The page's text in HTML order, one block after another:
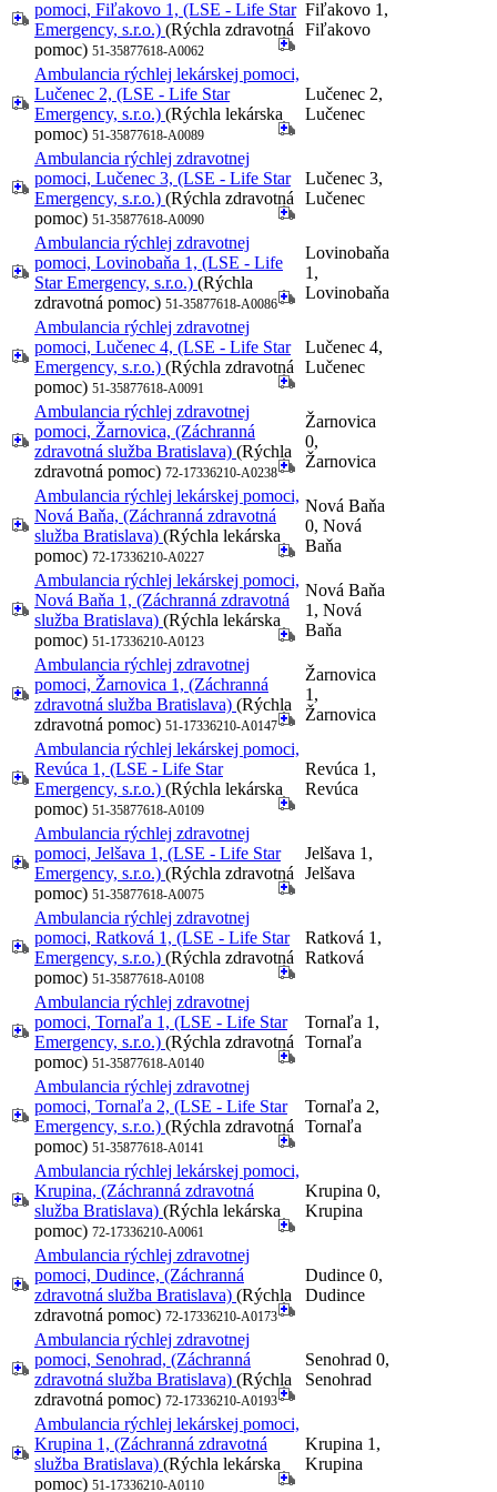
pomoci, Fiľakovo 1, (LSE - Life Star
Emergency, s.r.o.) (Rýchla zdravotná
pomoc) 51-35877618-A0062
Fiľakovo 1,
Fiľakovo
Ambulancia rýchlej lekárskej pomoci,
Lučenec 2, (LSE - Life Star
Emergency, s.r.o.) (Rýchla lekárska
pomoc) 51-35877618-A0089
Lučenec 2,
Lučenec
Ambulancia rýchlej zdravotnej
pomoci, Lučenec 3, (LSE - Life Star
Emergency, s.r.o.) (Rýchla zdravotná
pomoc) 51-35877618-A0090
Lučenec 3,
Lučenec
Ambulancia rýchlej zdravotnej
pomoci, Lovinobaňa 1, (LSE - Life
Star Emergency, s.r.o.) (Rýchla
zdravotná pomoc) 51-35877618-A0086
Lovinobaňa
1,
Lovinobaňa
Ambulancia rýchlej zdravotnej
pomoci, Lučenec 4, (LSE - Life Star
Emergency, s.r.o.) (Rýchla zdravotná
pomoc) 51-35877618-A0091
Lučenec 4,
Lučenec
Ambulancia rýchlej zdravotnej
pomoci, Žarnovica, (Záchranná
zdravotná služba Bratislava) (Rýchla
zdravotná pomoc) 72-17336210-A0238
Žarnovica
0,
Žarnovica
Ambulancia rýchlej lekárskej pomoci,
Nová Baňa, (Záchranná zdravotná
služba Bratislava) (Rýchla lekárska
pomoc) 72-17336210-A0227
Nová Baňa
0, Nová
Baňa
Ambulancia rýchlej lekárskej pomoci,
Nová Baňa 1, (Záchranná zdravotná
služba Bratislava) (Rýchla lekárska
pomoc) 51-17336210-A0123
Nová Baňa
1, Nová
Baňa
Ambulancia rýchlej zdravotnej
pomoci, Žarnovica 1, (Záchranná
zdravotná služba Bratislava) (Rýchla
zdravotná pomoc) 51-17336210-A0147
Žarnovica
1,
Žarnovica
Ambulancia rýchlej lekárskej pomoci,
Revúca 1, (LSE - Life Star
Emergency, s.r.o.) (Rýchla lekárska
pomoc) 51-35877618-A0109
Revúca 1,
Revúca
Ambulancia rýchlej zdravotnej
pomoci, Jelšava 1, (LSE - Life Star
Emergency, s.r.o.) (Rýchla zdravotná
pomoc) 51-35877618-A0075
Jelšava 1,
Jelšava
Ambulancia rýchlej zdravotnej
pomoci, Ratková 1, (LSE - Life Star
Emergency, s.r.o.) (Rýchla zdravotná
pomoc) 51-35877618-A0108
Ratková 1,
Ratková
Ambulancia rýchlej zdravotnej
pomoci, Tornaľa 1, (LSE - Life Star
Emergency, s.r.o.) (Rýchla zdravotná
pomoc) 51-35877618-A0140
Tornaľa 1,
Tornaľa
Ambulancia rýchlej zdravotnej
pomoci, Tornaľa 2, (LSE - Life Star
Emergency, s.r.o.) (Rýchla zdravotná
pomoc) 51-35877618-A0141
Tornaľa 2,
Tornaľa
Ambulancia rýchlej lekárskej pomoci,
Krupina, (Záchranná zdravotná
služba Bratislava) (Rýchla lekárska
pomoc) 72-17336210-A0061
Krupina 0,
Krupina
Ambulancia rýchlej zdravotnej
pomoci, Dudince, (Záchranná
zdravotná služba Bratislava) (Rýchla
zdravotná pomoc) 72-17336210-A0173
Dudince 0,
Dudince
Ambulancia rýchlej zdravotnej
pomoci, Senohrad, (Záchranná
zdravotná služba Bratislava) (Rýchla
zdravotná pomoc) 72-17336210-A0193
Senohrad 0,
Senohrad
Ambulancia rýchlej lekárskej pomoci,
Krupina 1, (Záchranná zdravotná
služba Bratislava) (Rýchla lekárska
pomoc) 51-17336210-A0110
Krupina 1,
Krupina